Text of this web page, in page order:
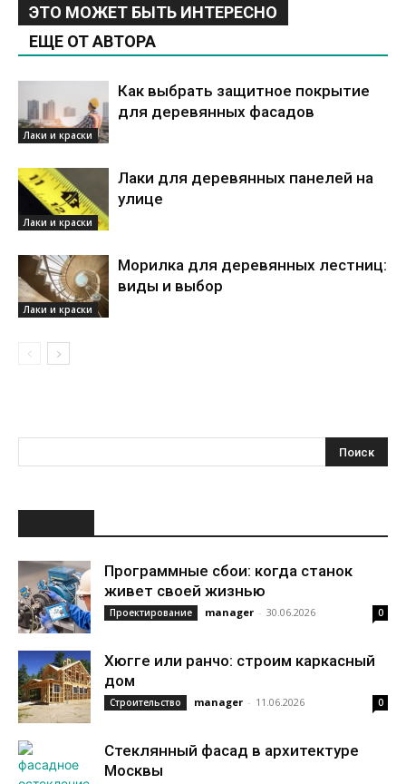
ЭТО МОЖЕТ БЫТЬ ИНТЕРЕСНО
ЕЩЕ ОТ АВТОРА
Лаки и краски
Как выбрать защитное покрытие
для деревянных фасадов
Лаки и краски
Лаки для деревянных панелей на
улице
Лаки и краски
Морилка для деревянных лестниц:
виды и выбор
Программные сбои: когда станок
живет своей жизнью
Проектирование manager - 30.06.2026 0
Хюгге или ранчо: строим каркасный
дом
Строительство manager - 11.06.2026 0
Стеклянный фасад в архитектуре
Москвы